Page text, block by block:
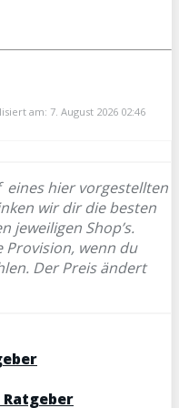
am: 7. August 2026 02:46
eines hier vorgestellten
wir dir die besten
jeweiligen Shop’s.
Provision, wenn du
Der Preis ändert
Ratgeber